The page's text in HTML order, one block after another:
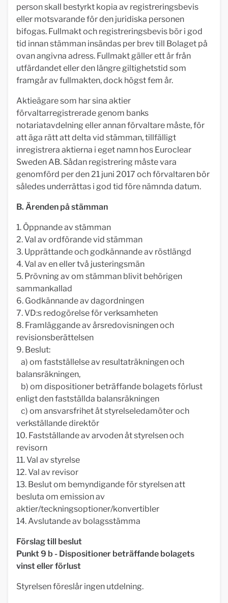
person skall bestyrkt kopia av registreringsbevis
eller motsvarande för den juridiska personen
bifogas. Fullmakt och registreringsbevis bör i god
tid innan stämman insändas per brev till Bolaget på
ovan angivna adress. Fullmakt gäller ett år från
utfärdandet eller den längre giltighetstid som
framgår av fullmakten, dock högst fem år.
Aktieägare som har sina aktier
förvaltarregistrerade genom banks
notariatavdelning eller annan förvaltare måste, för
att äga rätt att delta vid stämman, tillfälligt
inregistrera aktierna i eget namn hos Euroclear
Sweden AB. Sådan registrering måste vara
genomförd per den 21 juni 2017 och förvaltaren bör
således underrättas i god tid före nämnda datum.
B. Ärenden på stämman
1. Öppnande av stämman
2. Val av ordförande vid stämman
3. Upprättande och godkännande av röstlängd
4. Val av en eller två justeringsmän
5. Prövning av om stämman blivit behörigen
sammankallad
6. Godkännande av dagordningen
7. VD:s redogörelse för verksamheten
8. Framläggande av årsredovisningen och
revisionsberättelsen
9. Beslut:
a) om fastställelse av resultaträkningen och
balansräkningen,
b) om dispositioner beträffande bolagets förlust
enligt den fastställda balansräkningen
c) om ansvarsfrihet åt styrelseledamöter och
verkställande direktör
10. Fastställande av arvoden åt styrelsen och
revisorn
11. Val av styrelse
12. Val av revisor
13. Beslut om bemyndigande för styrelsen att
besluta om emission av
aktier/teckningsoptioner/konvertibler
14. Avslutande av bolagsstämma
Förslag till beslut
Punkt 9 b - Dispositioner beträffande bolagets
vinst eller förlust
Styrelsen föreslår ingen utdelning.